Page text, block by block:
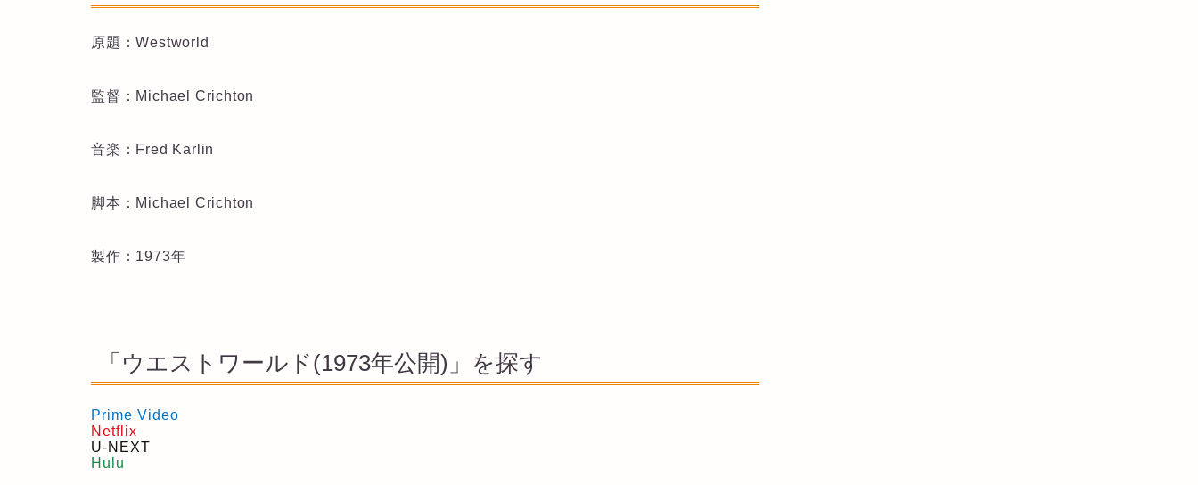
原題：Westworld
監督：Michael Crichton
音楽：Fred Karlin
脚本：Michael Crichton
製作：1973年
「ウエストワールド(1973年公開)」を探す
Prime Video
Netflix
U-NEXT
Hulu